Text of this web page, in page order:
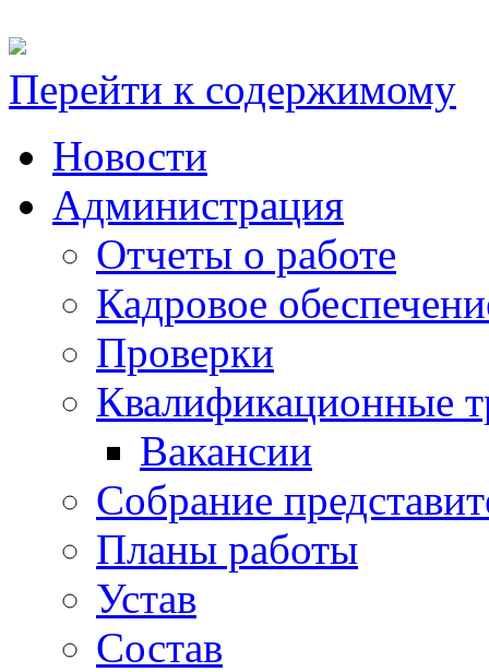
Перейти к содержимому
Новости
Администрация
Отчеты о работе
Кадровое
Проверки
Квалификационные
Вакансии
Собрание
Планы работы
Устав
Состав